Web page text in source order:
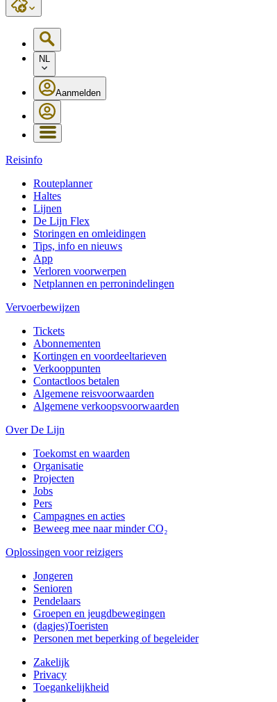
NL
Aanmelden
Reisinfo
Routeplanner
Haltes
Lijnen
De Lijn Flex
Storingen en omleidingen
Tips, info en nieuws
App
Verloren voorwerpen
Netplannen en perronindelingen
Vervoerbewijzen
Tickets
Abonnementen
Kortingen en voordeeltarieven
Verkooppunten
Contactloos betalen
Algemene reisvoorwaarden
Algemene verkoopsvoorwaarden
Over De Lijn
Toekomst en waarden
Organisatie
Projecten
Jobs
Pers
Campagnes en acties
Beweeg mee naar minder CO₂
Oplossingen voor reizigers
Jongeren
Senioren
Pendelaars
Groepen en jeugdbewegingen
(dagjes)Toeristen
Personen met beperking of begeleider
Zakelijk
Privacy
Toegankelijkheid